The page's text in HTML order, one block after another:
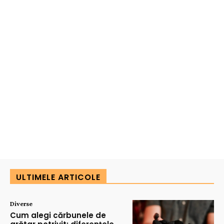
ULTIMELE ARTICOLE
Diverse
Cum alegi cărbunele de